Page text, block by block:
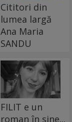
Cititori din
lumea largă
Ana Maria
SANDU
FILIT e un
roman în sine...